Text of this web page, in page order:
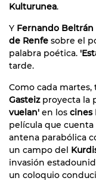
Kulturunea.
Y Fernando Beltrán
de Renfe sobre el
palabra poética.
tarde.
Como cada
Gasteizproyecta la
vuelan' en los cines
película que
antena parabólica
un campo del
invasión
un coloquio